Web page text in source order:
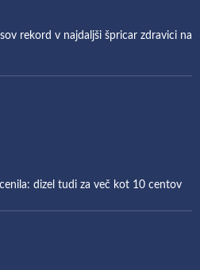
rekord v najdaljši špricar zdravici na
dizel tudi za več kot 10 centov